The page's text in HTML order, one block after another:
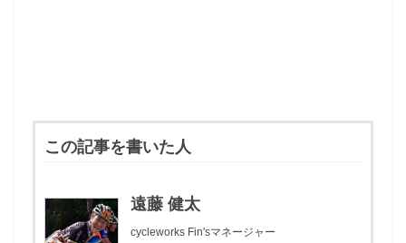
この記事を書いた人
遠藤 健太
cycleworks Fin'sマネージャー